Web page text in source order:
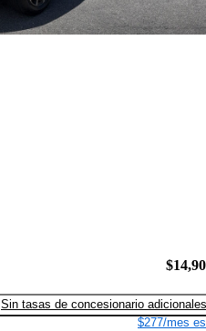
Sin tasas de concesionario adicionales
$277/mes